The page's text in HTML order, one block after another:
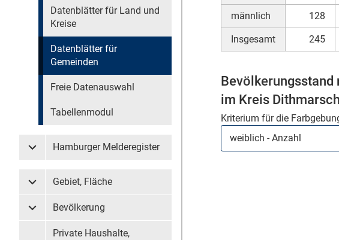
Untermenü überspringen
Datenblätter für Land und
Kreise
Datenblätter für
Gemeinden
Freie Datenauswahl
Tabellenmodul
Untermenü Hamburger Melderegister
Hamburger Melderegister
Untermenü Gebiet, Fläche
Gebiet, Fläche
Untermenü Bevölkerung
Bevölkerung
Private Haushalte,
männlich 128
Insgesamt 245
Bevölkerungsstand
im Kreis
Kriterium für die